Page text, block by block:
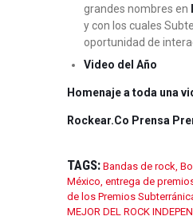
grandes nombres en
y con los cuales
oportunidad de
Video del Año
Homenaje a toda una
Rockear.Co Prensa
TAGS: Bandas de rock,
México, entrega de
de los Premios
MEJOR DEL ROCK